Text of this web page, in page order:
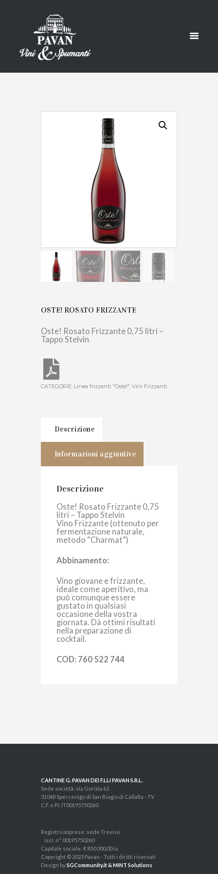
OSTE! ROSATO FRIZZANTE
Oste! Rosato Frizzante 0,75 litri –
Tappo Stelvin
CATEGORIE: Linea frizzanti "Oste!" Vini Frizzanti
Descrizione
Informazioni aggiuntive
Descrizione
Oste! Rosato Frizzante 0,75
litri – Tappo Stelvin
Vino Frizzante (ottenuto per
fermentazione naturale,
metodo “Charmat”)
Abbinamento:
Vino giovane e frizzante,
ideale come aperitivo, ma
può comunque essere
gustato in qualsiasi
occasione della vostra
giornata. Dà ottimi risultati
nella preparazione di
cocktail.
COD: 760 522 744
CANTINE G. PAVAN DEI F.LLI PAVAN S.R.L.
Sede società: via Gorizia 62
31048 Spercenigo di San Biagio di Callalta - TV
C.F. e P.I. IT00195750260
Registro imprese: sede Treviso
iscr. n° 00195750260
Capitale sociale: € 850.000,00 i.v.
Copyright © 2023 Pavan - Tutti i diritti riservati
Design bySGCommunity.it & MINT Solutions